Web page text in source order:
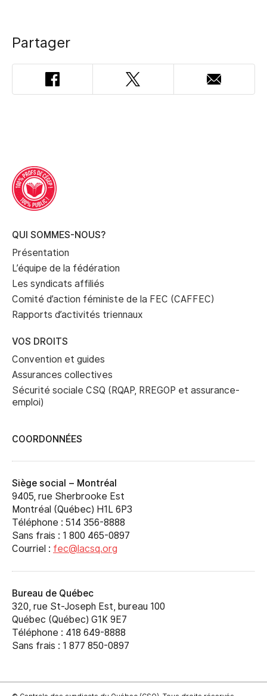
Partager
Facebook Twitter
Adresse
courriel
QUI SOMMES-NOUS?
Présentation
L’équipe de la fédération
Les syndicats affiliés
Comité d’action féministe de la FEC (CAFFEC)
Rapports d’activités triennaux
VOS DROITS
Convention et guides
Assurances collectives
Sécurité sociale CSQ (RQAP, RREGOP et assurance-
emploi)
COORDONNÉES
Siège social – Montréal
9405, rue Sherbrooke Est
Montréal (Québec) H1L 6P3
Téléphone : 514 356-8888
Sans frais : 1 800 465-0897
Courriel : fec@lacsq.org
Bureau de Québec
320, rue St-Joseph Est, bureau 100
Québec (Québec) G1K 9E7
Téléphone : 418 649-8888
Sans frais : 1 877 850-0897